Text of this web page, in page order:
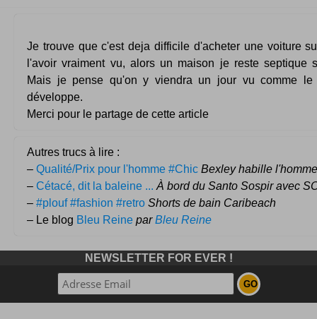
Je trouve que c'est deja difficile d'acheter une voiture
l'avoir vraiment vu, alors un maison je reste septique
Mais je pense qu'on y viendra un jour vu comme le
développe.
Merci pour le partage de cette article
Autres trucs à lire :
– Qualité/Prix pour l'homme #Chic Bexley habille
– Cétacé, dit la baleine ... À bord du Santo Sospir avec
– #plouf #fashion #retro Shorts de bain Caribeach
– Le blog Bleu Reine parBleu Reine
NEWSLETTER FOR EVER !